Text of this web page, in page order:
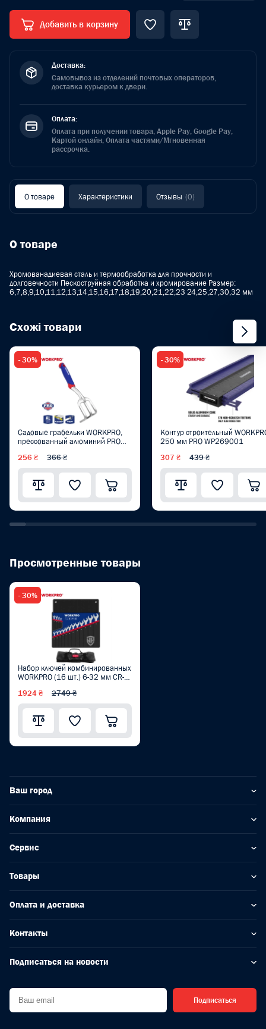
Добавить в корзину
Доставка:
Самовывоз из отделений почтовых операторов,
доставка курьером к двери.
Оплата:
Оплата при получении товара, Apple Pay, Google Pay,
Картой онлайн, Оплата частями/Мгновенная
рассрочка.
О товаре Характеристики Отзывы (0)
О товаре
Хромованадиевая сталь и термообработка для прочности и
долговечности Пескоструйная обработка и хромирование Размер:
6,7,8,9,10,11,12,13,14,15,16,17,18,19,20,21,22,23 24,25,27,30,32 мм
Схожі товари
- 30%
Садовые грабельки WORKPRO,
прессованный алюминий PRO
256 ₴ 366 ₴
- 30%
Контур строительный
250 мм PRO WP269001
307 ₴ 439 ₴
Просмотренные товары
- 30%
Набор ключей комбинированных
WORKPRO (16 шт.) 6-32 мм CR-V
1924 ₴ 2749 ₴
Ваш город
Компания
Сервис
Товары
Оплата и доставка
Контакты
Подписаться на новости
Подписаться